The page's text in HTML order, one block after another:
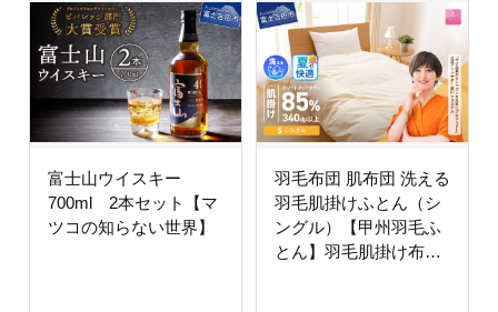
富士山ウイスキー
700ml 2本セット【マ
ツコの知らない世界】
羽毛布団 肌布団 洗える
羽毛肌掛けふとん（シ
ングル）【甲州羽毛ふ
とん】羽毛肌掛け布団